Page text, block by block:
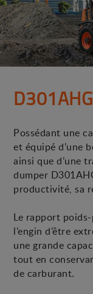
D301AHG
Possédant une
et équipé d’une
ainsi que d’une
dumper
productivité, sa
Le rapport
l’engin d’être
une grande
tout en
de carburant.